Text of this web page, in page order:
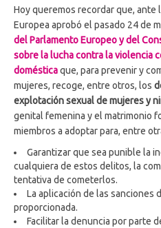
Hoy queremos recordar que, ante
Europea aprobó el pasado 24 de
del Parlamento Europeo y del
sobre la lucha contra la violencia
domésticaque, para prevenir y
mujeres, recoge, entre otros, los
explotación sexual de mujeres y
genital femenina y el matrimonio
miembros a adoptar para, entre
Garantizar que sea punible la
cualquiera de estos delitos, la
tentativa de cometerlos.
La aplicación de las sanciones
proporcionada.
Facilitar la denuncia por parte